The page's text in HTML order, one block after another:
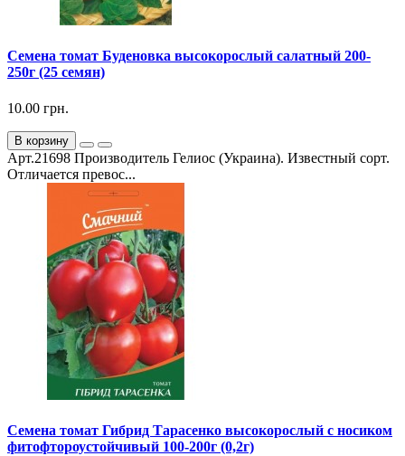
Семена томат Буденовка высокорослый салатный 200-
250г (25 семян)
10.00 грн.
В корзину
Арт.21698 Производитель Гелиос (Украина). Известный сорт.
Отличается превос...
Семена томат Гибрид Тарасенко высокорослый с носиком
фитофтороустойчивый 100-200г (0,2г)